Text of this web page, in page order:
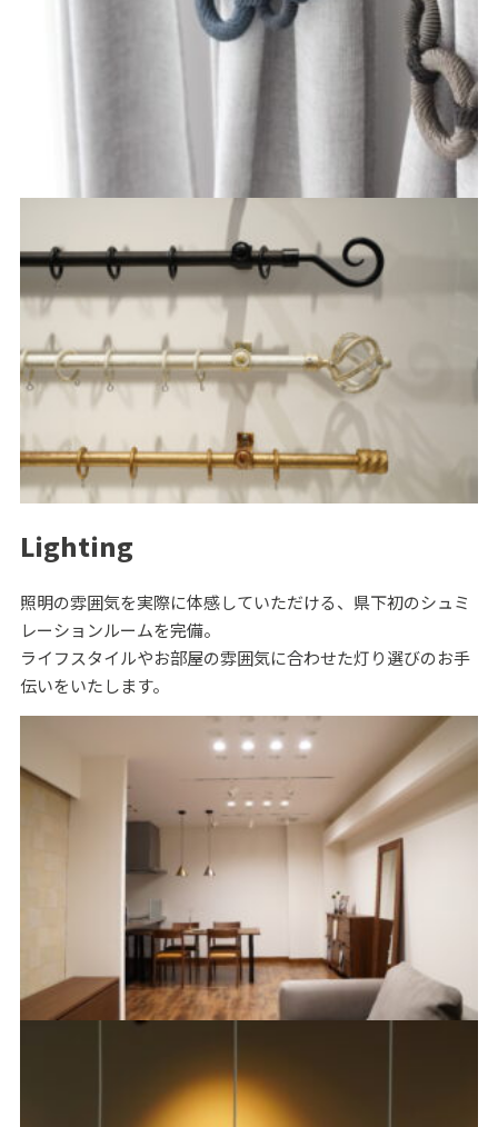
Lighting
照明の雰囲気を実際に体感していただける、県下初のシュミ
レーションルームを完備。
ライフスタイルやお部屋の雰囲気に合わせた灯り選びのお手
伝いをいたします。